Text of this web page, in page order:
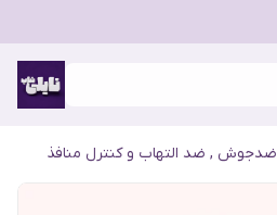
ضدجوش , ضد التهاب و کنترل منافذ